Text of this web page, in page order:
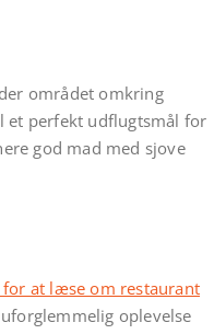
området omkring
et perfekt udflugtsmål for
god mad med sjove
for at læse om restaurant
oplevelse